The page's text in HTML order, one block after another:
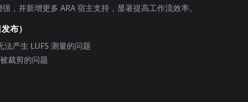
，并新增更多 ARA 宿主支持，显著提高工作流效率。
布）
产生 LUFS 测量的问题
裁剪的问题